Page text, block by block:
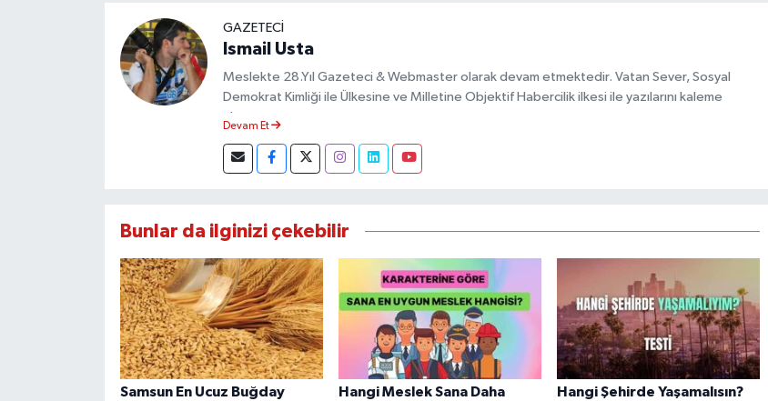
GAZETECI
Ismail Usta
Meslekte 28.Yıl Gazeteci & Webmaster olarak devam etmektedir. Vatan Sever, Sosyal
Demokrat Kimliği ile Ülkesine ve Milletine Objektif Habercilik ilkesi ile yazılarını kaleme
almıştır.
Devam Et
Bunlar da ilginizi çekebilir
Samsun En Ucuz Buğday Hangi Meslek Sana Daha Hangi Şehirde Yaşamalısın?